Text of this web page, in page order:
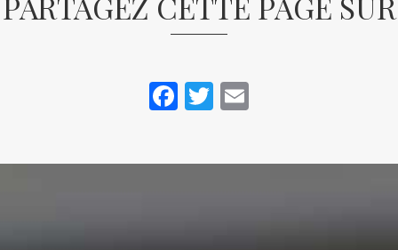
Facebook
Twitter